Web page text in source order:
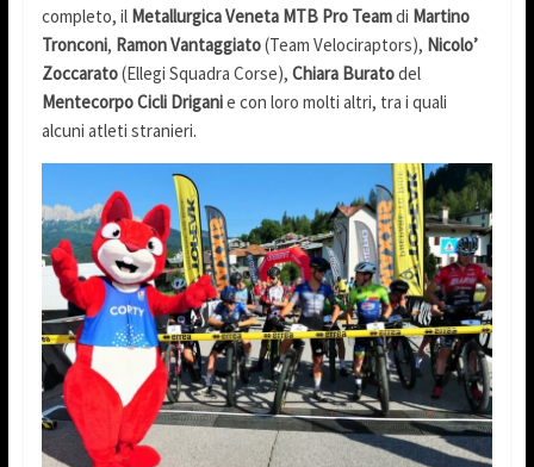
completo, il Metallurgica Veneta MTB Pro Teamdi Martino
Tronconi, Ramon Vantaggiato(Team Velociraptors), Nicolo’
Zoccarato(Ellegi Squadra Corse), Chiara Buratodel
Mentecorpo Cicli Driganie con loro molti altri, tra i quali
alcuni atleti stranieri.